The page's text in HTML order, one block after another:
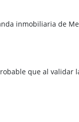
inmobiliaria de
que al validar